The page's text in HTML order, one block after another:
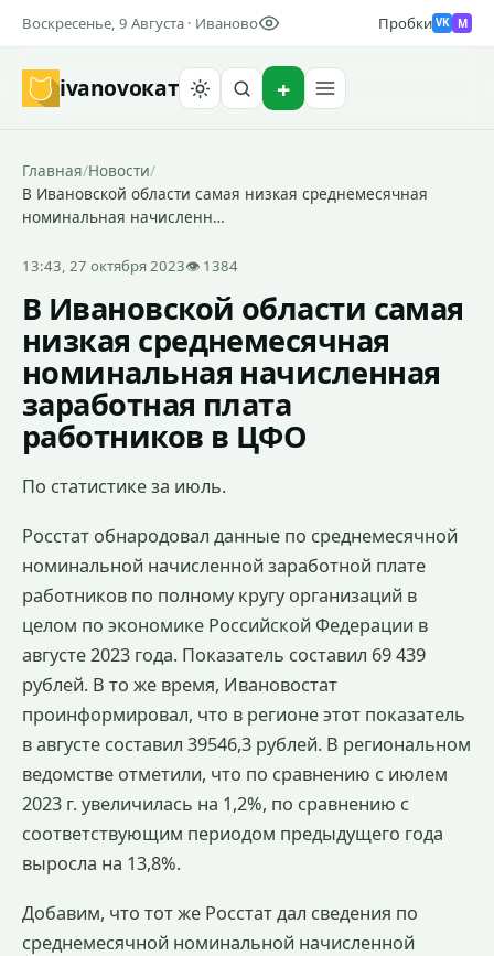
Воскресенье, 9 Августа · Иваново Пробки VK M
ivanovoкат
Главная/Новости/
В Ивановской области самая низкая среднемесячная
номинальная начисленн…
13:43, 27 октября 2023👁 1384
В Ивановской области самая
низкая среднемесячная
номинальная начисленная
заработная плата
работников в ЦФО
По статистике за июль.
Росстат обнародовал данные по среднемесячной
номинальной начисленной заработной плате
работников по полному кругу организаций в
целом по экономике Российской Федерации в
августе 2023 года. Показатель составил 69 439
рублей. В то же время, Ивановостат
проинформировал, что в регионе этот показатель
в августе составил 39546,3 рублей. В региональном
ведомстве отметили, что по сравнению с июлем
2023 г. увеличилась на 1,2%, по сравнению с
соответствующим периодом предыдущего года
выросла на 13,8%.
Добавим, что тот же Росстат дал сведения по
среднемесячной номинальной начисленной